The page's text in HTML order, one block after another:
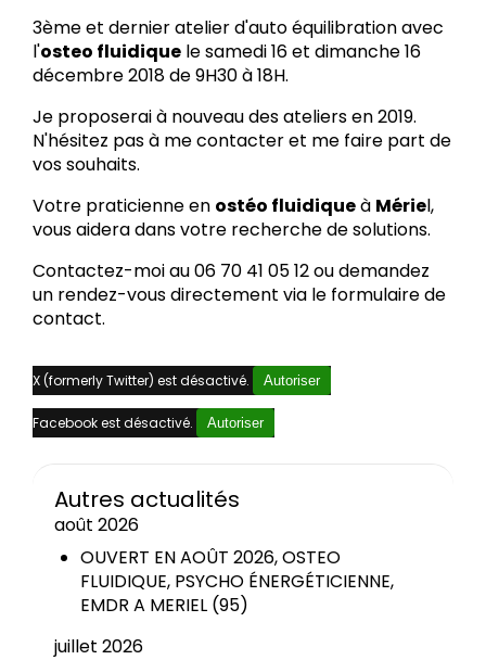
3ème et dernier atelier d'auto équilibration avec
l'osteo fluidiquele samedi 16 et dimanche 16
décembre 2018 de 9H30 à 18H.
Je proposerai à nouveau des ateliers en 2019.
N'hésitez pas à me contacter et me faire part de
vos souhaits.
Votre praticienne en ostéo fluidiqueà Mériel,
vous aidera dans votre recherche de solutions.
Contactez-moi au 06 70 41 05 12 ou demandez
un rendez-vous directement via le formulaire de
contact.
X (formerly Twitter) est désactivé. Autoriser
Facebook est désactivé. Autoriser
Autres actualités
août 2026
OUVERT EN AOÛT 2026, OSTEO
FLUIDIQUE, PSYCHO ÉNERGÉTICIENNE,
EMDR A MERIEL (95)
juillet 2026